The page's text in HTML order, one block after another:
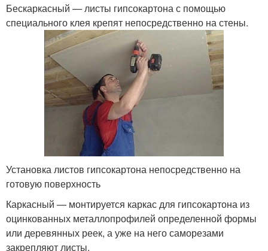
Бескаркасный — листы гипсокартона с помощью
специального клея крепят непосредственно на стены.
Установка листов гипсокартона непосредственно на
готовую поверхность
Каркасный — монтируется каркас для гипсокартона из
оцинкованных металлопрофилей определенной формы
или деревянных реек, а уже на него саморезами
закрепляют листы.